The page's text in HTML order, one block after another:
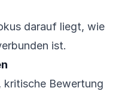
darauf liegt, wie
ist.
kritische Bewertung